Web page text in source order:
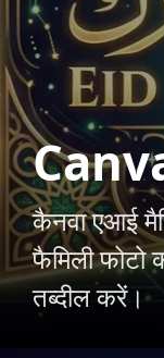
कैनवा एआई
फैमिली फोटो
तब्दील करें।